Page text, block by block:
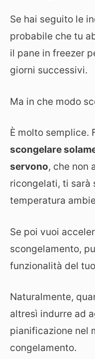
Se hai seguito le
probabile che tu
il pane in freezer
giorni successivi.
Ma in che modo
È molto semplice.
scongelare
servono, che non
ricongelati, ti sarà
temperatura
Se poi vuoi
scongelamento,
funzionalità del
Naturalmente,
altresì indurre ad
pianificazione nel
congelamento.